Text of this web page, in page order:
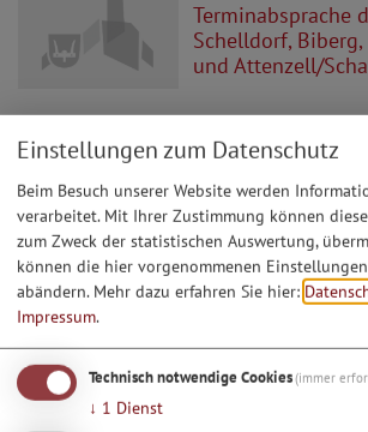
Terminabsprache
Schelldorf,
und Attenzell/
07.11.26
Entenauskarten
Schnupferclubs
Weihnachtsfeier
Einstellungen zum Datenschutz
Beim Besuch unserer Website werden
verarbeitet. Mit Ihrer Zustimmung können
zum Zweck der statistischen Auswertung,
können die hier vorgenommenen
abändern. Mehr dazu erfahren Sie hier:
Impressum.
Technisch notwendige Cookies(immer
↓ 1 Dienst